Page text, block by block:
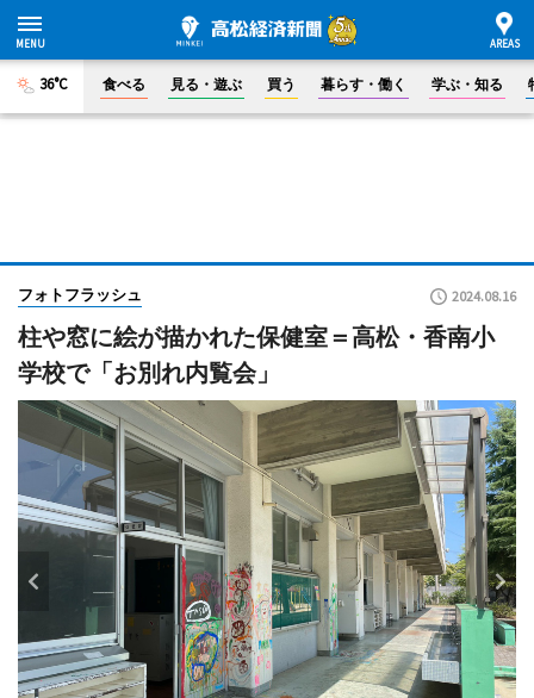
36°C 食べる 見る・遊ぶ 買う 暮らす・働く 学ぶ・知る
フォトフラッシュ 2024.08.16
柱や窓に絵が描かれた保健室＝高松・香南小
学校で「お別れ内覧会」